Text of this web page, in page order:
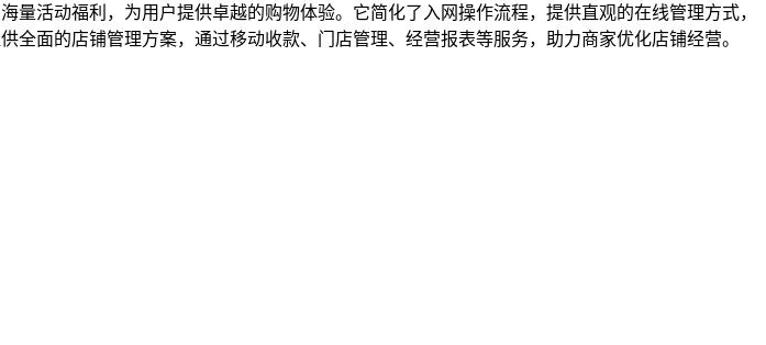
量活动福利，为用户提供卓越的购物体验。它简化了入网操作流程，提供直观的在线管理方式，
面的店铺管理方案，通过移动收款、门店管理、经营报表等服务，助力商家优化店铺经营。